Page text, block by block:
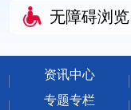
无障碍浏览
资讯中心
专题专栏